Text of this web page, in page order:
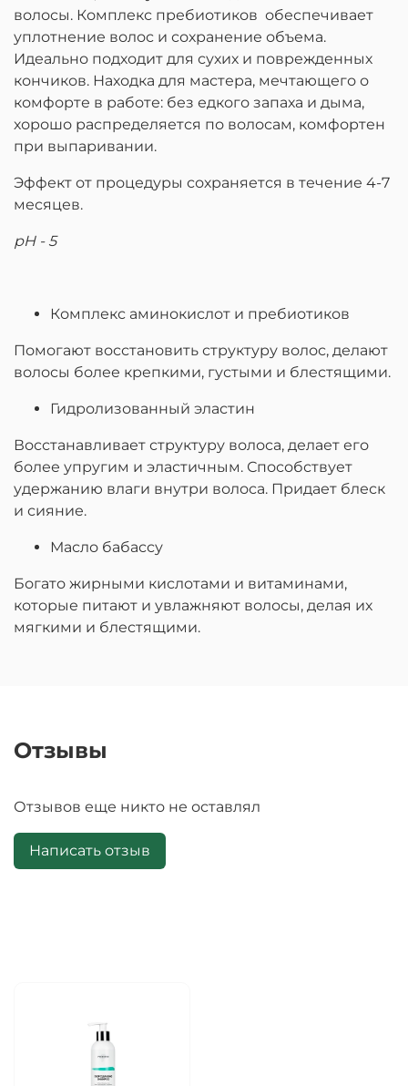
волосы. Комплекс пребиотиков обеспечивает
уплотнение волос и сохранение объема.
Идеально подходит для сухих и поврежденных
кончиков. Находка для мастера, мечтающего о
комфорте в работе: без едкого запаха и дыма,
хорошо распределяется по волосам, комфортен
при выпаривании.
Эффект от процедуры сохраняется в течение 4-7
месяцев.
рH - 5
Комплекс аминокислот и пребиотиков
Помогают восстановить структуру волос, делают
волосы более крепкими, густыми и блестящими.
Гидролизованный эластин
Восстанавливает структуру волоса, делает его
более упругим и эластичным. Способствует
удержанию влаги внутри волоса. Придает блеск
и сияние.
Масло бабассу
Богато жирными кислотами и витаминами,
которые питают и увлажняют волосы, делая их
мягкими и блестящими.
Отзывы
Отзывов еще никто не оставлял
Написать отзыв